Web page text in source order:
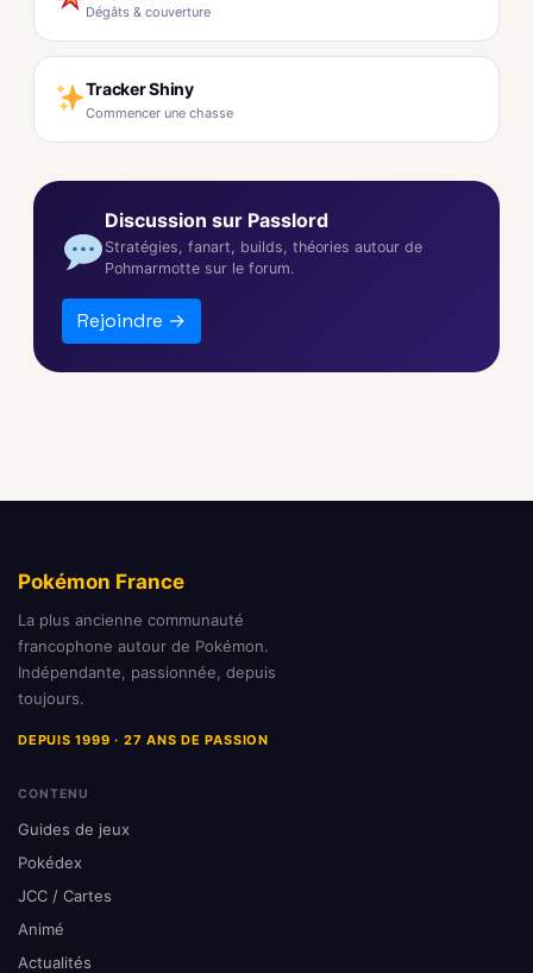
Dégâts & couverture
Tracker Shiny
Commencer une chasse
Discussion sur Passlord
Stratégies, fanart, builds, théories autour de
Pohmarmotte sur le forum.
Rejoindre →
Pokémon France
La plus ancienne communauté
francophone autour de Pokémon.
Indépendante, passionnée, depuis
toujours.
DEPUIS 1999 · 27 ANS DE PASSION
CONTENU
Guides de jeux
Pokédex
JCC / Cartes
Animé
Actualités